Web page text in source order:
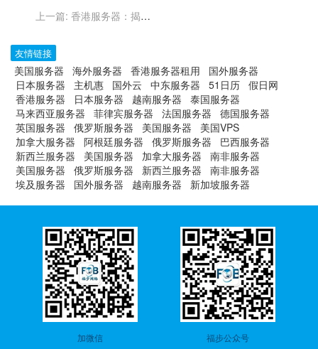
上一篇: 香港服务器：揭秘
性与效率
友情链接
美国服务器 海外服务器 香港服务器租用
国外服务器
日本服务器
主机惠 国外云 中东服务器 51日历 假日网
香港服务器
日本服务器 越南服务器
泰国服务器
马来西亚服务器
菲律宾服务器 法国服务器
德国服务器
英国服务器
俄罗斯服务器 美国服务器
美国VPS
加拿大服务器
阿根廷服务器 俄罗斯服务器
巴西服务器
新西兰服务器
美国服务器 加拿大服务器
南非服务器
美国服务器
俄罗斯服务器 新西兰服务器
南非服务器
埃及服务器
国外服务器 越南服务器 新加坡服务器
加微信 福步公众号